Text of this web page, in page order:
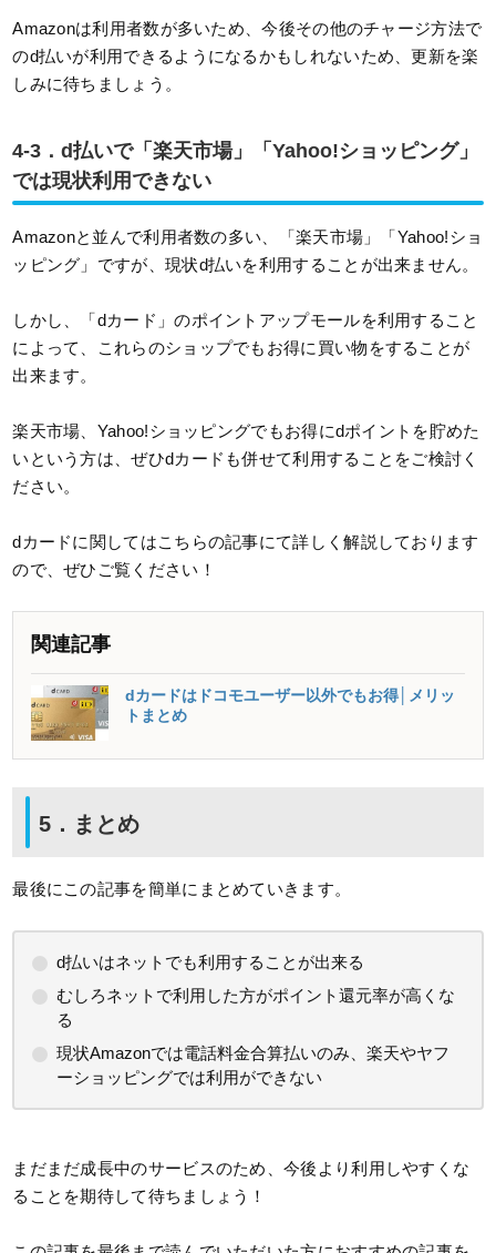
Amazonは利用者数が多いため、今後その他のチャージ方法で
のd払いが利用できるようになるかもしれないため、更新を楽
しみに待ちましょう。
4-3．d払いで「楽天市場」「Yahoo!ショッピング」
では現状利用できない
Amazonと並んで利用者数の多い、「楽天市場」「Yahoo!ショ
ッピング」ですが、現状d払いを利用することが出来ません。
しかし、「dカード」のポイントアップモールを利用すること
によって、これらのショップでもお得に買い物をすることが
出来ます。
楽天市場、Yahoo!ショッピングでもお得にdポイントを貯めた
いという方は、ぜひdカードも併せて利用することをご検討く
ださい。
dカードに関してはこちらの記事にて詳しく解説しております
ので、ぜひご覧ください！
関連記事
dカードはドコモユーザー以外でもお得│メリッ
トまとめ
5．まとめ
最後にこの記事を簡単にまとめていきます。
d払いはネットでも利用することが出来る
むしろネットで利用した方がポイント還元率が高くな
る
現状Amazonでは電話料金合算払いのみ、楽天やヤフ
ーショッピングでは利用ができない
まだまだ成長中のサービスのため、今後より利用しやすくな
ることを期待して待ちましょう！